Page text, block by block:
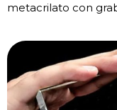
metacrilato con